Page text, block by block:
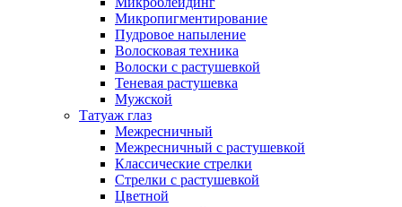
Микропигментирование
Пудровое напыление
Волосковая техника
Волоски с растушевкой
Теневая растушевка
Мужской
Татуаж глаз
Межресничный
Межресничный с растушевкой
Классические стрелки
Стрелки с растушевкой
Цветной